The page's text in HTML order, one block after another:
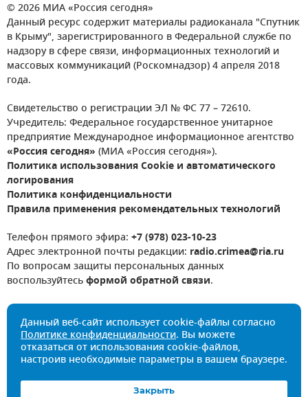
© 2026 МИА «Россия сегодня»
Данный ресурс содержит материалы радиоканала "Спутник
в Крыму", зарегистрированного в Федеральной службе по
надзору в сфере связи, информационных технологий и
массовых коммуникаций (Роскомнадзор) 4 апреля 2018
года.
Свидетельство о регистрации ЭЛ № ФС 77 – 72610.
Учредитель: Федеральное государственное унитарное
предприятие Международное информационное агентство
«Россия сегодня» (МИА «Россия сегодня»).
Политика использования Cookie и автоматического
логирования
Политика конфиденциальности
Правила применения рекомендательных технологий
Телефон прямого эфира: +7 (978) 023-10-23
Адрес электронной почты редакции: radio.crimea@ria.ru
По вопросам защиты персональных данных
воспользуйтесьформой обратной связи.
Данный веб-сайт использует cookie-файлы согласно
Политике конфиденциальности. Вы можете
отказаться от использования cookie-файлов,
настроив необходимые параметры в вашем браузере.
Закрыть